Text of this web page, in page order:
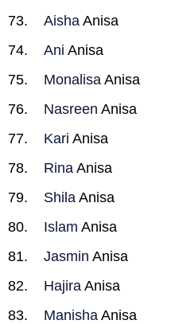
Aisha Anisa
Ani Anisa
Monalisa Anisa
Nasreen Anisa
Kari Anisa
Rina Anisa
Shila Anisa
Islam Anisa
Jasmin Anisa
Hajira Anisa
Manisha Anisa